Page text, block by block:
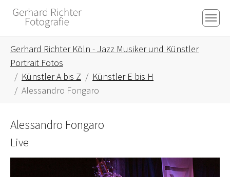
Skip to main content
Skip to page footer
Gerhard Richter Köln - Jazz Musiker und Künstler
Portrait Fotos
Künstler A bis Z
Künstler E bis H
Alessandro Fongaro
Alessandro Fongaro
Live
Show larger version for: